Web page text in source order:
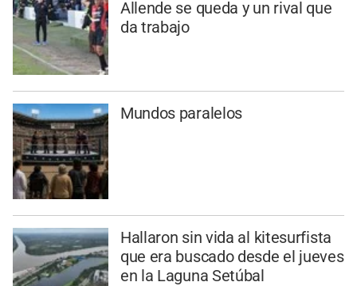
Allende se queda y un rival que
da trabajo
Mundos paralelos
Hallaron sin vida al kitesurfista
que era buscado desde el jueves
en la Laguna Setúbal